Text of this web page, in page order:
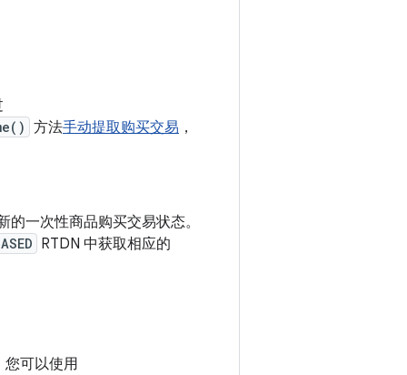
方法手动提取购买交易 ，
一次性商品购买交易状态。
RTDN 中获取相应的
您可以使用